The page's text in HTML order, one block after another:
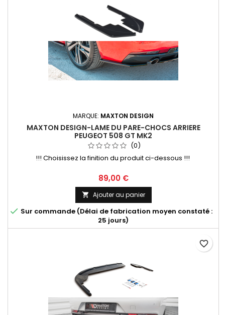
MARQUE: MAXTON DESIGN
MAXTON DESIGN-LAME DU PARE-CHOCS ARRIERE
PEUGEOT 508 GT MK2
(0)
!!! Choisissez la finition du produit ci-dessous !!!
Prix
89,00 €
 Ajouter au panier
 Sur commande (Délai de fabrication moyen constaté :
25 jours)
favorite_border